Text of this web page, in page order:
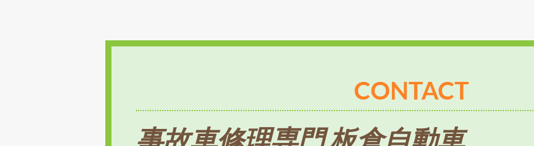
CONTACT
事故車修理専門 板倉自動車